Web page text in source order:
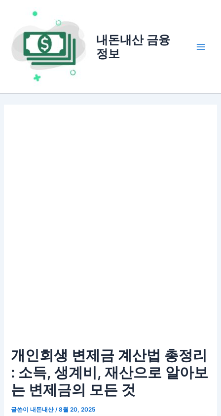
내돈내산 금융
정보
개인회생 변제금 계산법 총정리
: 소득, 생계비, 재산으로 알아보
는 변제금의 모든 것
글쓴이내돈내산/8월 20, 2025